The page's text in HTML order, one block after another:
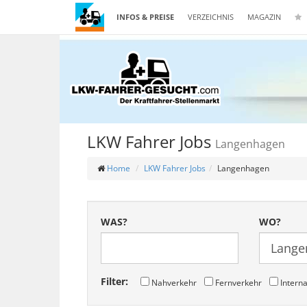
INFOS & PREISE VERZEICHNIS MAGAZIN
LKW Fahrer Jobs Langenhagen
Home LKW Fahrer Jobs Langenhagen
WAS? WO?
Filter: Nahverkehr Fernverkehr